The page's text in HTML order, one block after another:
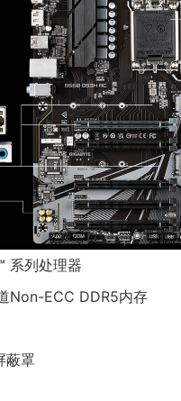
系列处理器​​
Non-ECC DDR5内存
蔽罩​